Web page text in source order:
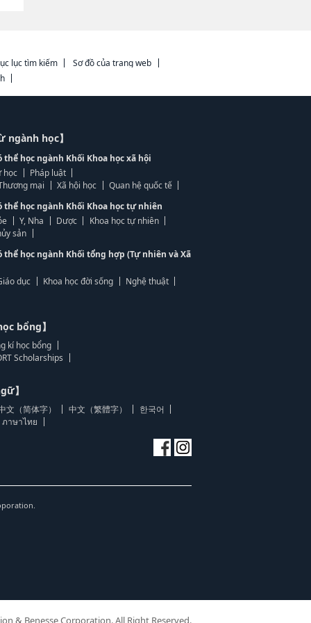
lục tìm kiếm
Sơ đồ của trang web
học】
học ngành Khối Khoa học xã hội
học
Pháp luật
mại
Xã hội học
Quan hệ quốc tế
thể học ngành Khối Khoa học tự nhiên
Y, Nha Dược
Khoa học tự nhiên
sản
thể học ngành Khối tổng hợp (Tự nhiên và Xã
dục Khoa học đời sống Nghệ thuật
bổng】
kí học bổng
Scholarships
】
文（简体字） 中文（繁體字）
한국어
ภาษาไทย
& Benesse Corporation. All Right Reserved.